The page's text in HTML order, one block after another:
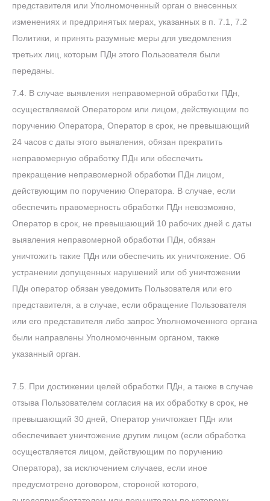
представителя или Уполномоченный орган о внесенных
изменениях и предпринятых мерах, указанных в п. 7.1, 7.2
Политики, и принять разумные меры для уведомления
третьих лиц, которым ПДн этого Пользователя были
переданы.
7.4. В случае выявления неправомерной обработки ПДн,
осуществляемой Оператором или лицом, действующим по
поручению Оператора, Оператор в срок, не превышающий
24 часов с даты этого выявления, обязан прекратить
неправомерную обработку ПДн или обеспечить
прекращение неправомерной обработки ПДн лицом,
действующим по поручению Оператора. В случае, если
обеспечить правомерность обработки ПДн невозможно,
Оператор в срок, не превышающий 10 рабочих дней с даты
выявления неправомерной обработки ПДн, обязан
уничтожить такие ПДн или обеспечить их уничтожение. Об
устранении допущенных нарушений или об уничтожении
ПДн оператор обязан уведомить Пользователя или его
представителя, а в случае, если обращение Пользователя
или его представителя либо запрос Уполномоченного органа
были направлены Уполномоченным органом, также
указанный орган.
7.5. При достижении целей обработки ПДн, а также в случае
отзыва Пользователем согласия на их обработку в срок, не
превышающий 30 дней, Оператор уничтожает ПДн или
обеспечивает уничтожение другим лицом (если обработка
осуществляется лицом, действующим по поручению
Оператора), за исключением случаев, если иное
предусмотрено договором, стороной которого,